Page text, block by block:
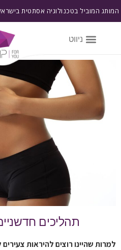
המותג המוביל בטכנולוגיה אסתטית
תהליכים
למרות שהיינו רוצים להיראות